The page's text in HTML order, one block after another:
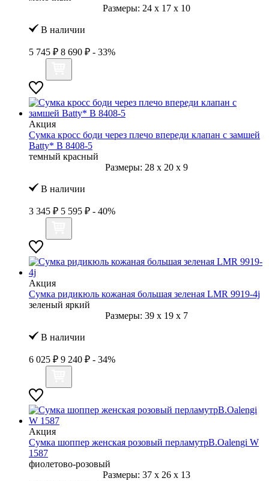
Размеры: 24 x 17 x 10
В наличии
5 745 ₽ 8 690 ₽ - 33%
Акция
Сумка кросс боди через плечо впереди клапан с замшей
Batty* B 8408-5
темный красный
Размеры: 28 x 20 x 9
В наличии
3 345 ₽ 5 595 ₽ - 40%
Акция
Сумка ридикюль кожаная большая зеленая LMR 9919-4j
зеленый яркий
Размеры: 39 x 19 x 7
В наличии
6 025 ₽ 9 240 ₽ - 34%
Акция
Сумка шоппер женская розовый перламутрB.Oalengi W
1587
фиолетово-розовый
Размеры: 37 x 26 x 13